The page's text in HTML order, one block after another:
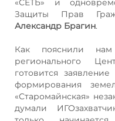
Защиты Прав
Александр Брагин.
Как пояснили нам
регионального
готовится
формирования
«Старомайнская»
думали